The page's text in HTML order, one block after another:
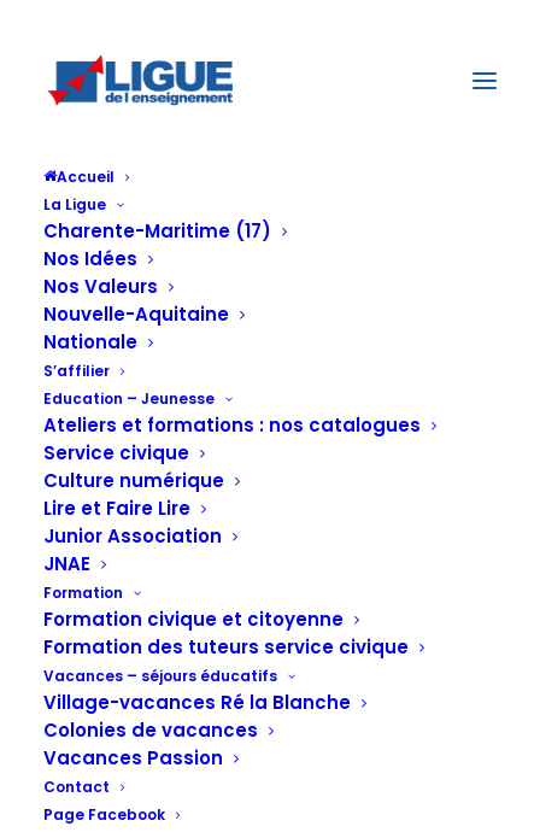
Accueil
La Ligue
Charente-Maritime (17)
Nos Idées
Nos Valeurs
Nouvelle-Aquitaine
Nationale
S’affilier
Education – Jeunesse
Ateliers et formations : nos catalogues
Service civique
Culture numérique
Lire et Faire Lire
Junior Association
JNAE
Formation
Formation civique et citoyenne
Formation des tuteurs service civique
Vacances – séjours éducatifs
Village-vacances Ré la Blanche
Colonies de vacances
Vacances Passion
Contact
Page Facebook
Service civique
"les engagés
du COVID 19"